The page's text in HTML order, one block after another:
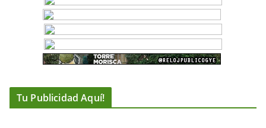
Tu Publicidad Aquí!